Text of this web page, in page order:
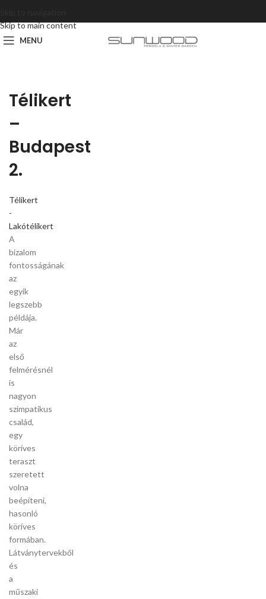
Skip to main content
MENU
Télikert
–
Budapest
2.
Télikert
-
Lakótélikert
A
bizalom
fontosságának
az
egyik
legszebb
példája.
Már
az
első
felmérésnél
is
nagyon
szimpatikus
család,
egy
köríves
teraszt
szeretett
volna
beépíteni,
hasonló
köríves
formában.
Látványtervekből
és
a
műszaki